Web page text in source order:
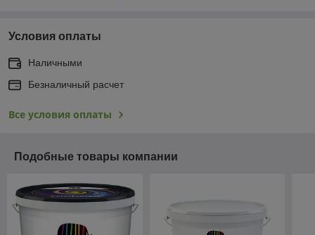
Условия оплаты
Наличными
Безналичный расчет
Все условия оплаты
Подобные товары компании